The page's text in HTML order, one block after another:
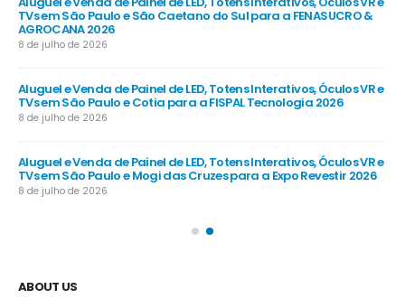
TVs em São Paulo e São Caetano do Sul para a FENASUCRO &
AGROCANA 2026
8 de julho de 2026
Aluguel e Venda de Painel de LED, Totens Interativos, Óculos VR e
TVs em São Paulo e Cotia para a FISPAL Tecnologia 2026
8 de julho de 2026
Aluguel e Venda de Painel de LED, Totens Interativos, Óculos VR e
TVs em São Paulo e Mogi das Cruzes para a Expo Revestir 2026
8 de julho de 2026
ABOUT US